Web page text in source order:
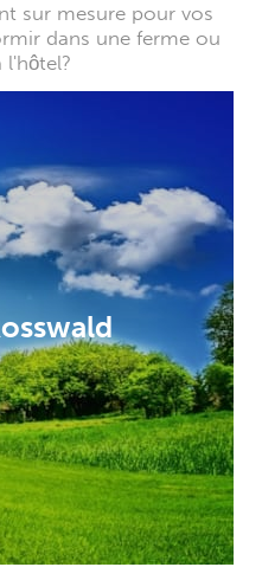
sur mesure pour vos
dans une ferme ou